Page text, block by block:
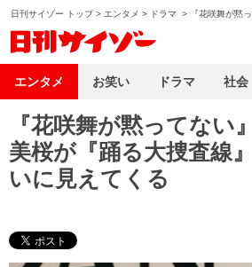
日刊サイゾー トップ> エンタメ > ドラマ > 『花咲舞が黙
『花咲舞が黙ってな
美桜が『踊る大捜査線
いに見えてくる
エンタメ お笑い ドラマ 社会